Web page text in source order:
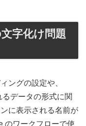
字化け問題
ングの設定や、
データの形式に関
に表示される名前が
のワークフローで使